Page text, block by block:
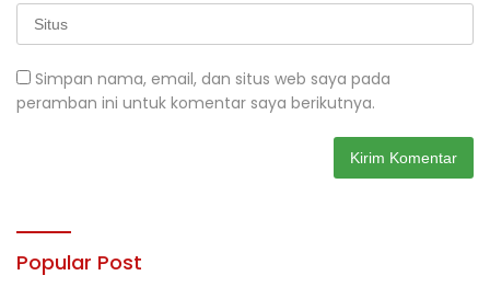
Simpan nama, email, dan situs web saya pada
peramban ini untuk komentar saya berikutnya.
Popular Post